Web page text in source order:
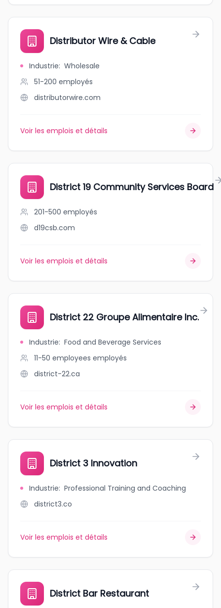
Distributor Wire & Cable
Industrie: Wholesale
51-200 employés
distributorwire.com
Voir les emplois et détails
District 19 Community Services Board
201-500 employés
d19csb.com
Voir les emplois et détails
District 22 Groupe Alimentaire Inc.
Industrie: Food and Beverage Services
11-50 employees employés
district-22.ca
Voir les emplois et détails
District 3 Innovation
Industrie: Professional Training and Coaching
district3.co
Voir les emplois et détails
District Bar Restaurant